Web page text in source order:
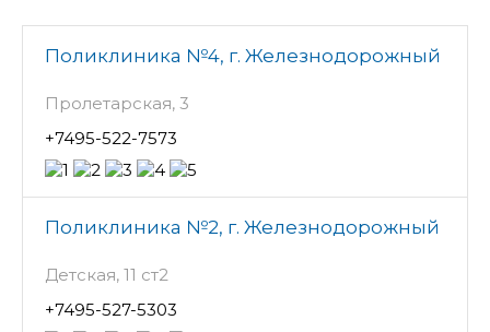
Поликлиника №4, г. Железнодорожный
Пролетарская, 3
+7495-522-7573
Поликлиника №2, г. Железнодорожный
Детская, 11 ст2
+7495-527-5303